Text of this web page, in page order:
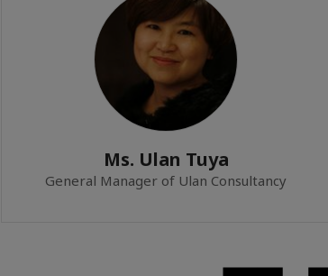
Ms. Ulan Tuya
General Manager of Ulan Consultancy